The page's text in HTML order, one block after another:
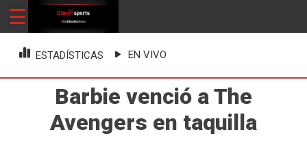
Skip
☰
ClaroSports
Más Claro que nunca
ESTADÍSTICAS EN VIVO
Barbie venció a The
Avengers en taquilla